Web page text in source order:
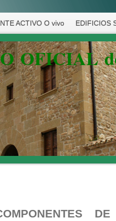
ACTIVO O vivo EDIFICIOS
OFICIAL